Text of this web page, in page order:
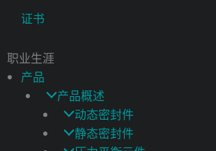
证书
职业生涯
产品
产品概述
动态密封件
静态密封件